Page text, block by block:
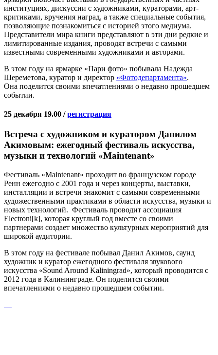
институциях, дискуссии с художниками, кураторами, арт-
критиками, вручения наград, а также специальные события,
позволяющие познакомиться с историей этого медиума.
Представители мира книги представляют в эти дни редкие и
лимитированные издания, проводят встречи с самыми
известными современными художниками и авторами.
В этом году на ярмарке «Пари фото» побывала Надежда
Шереметова, куратор и директор «Фотодепартамента».
Она поделится своими впечатлениями о недавно прошедшем
событии.
25 декабря 19.00 /регистрация
Встреча с художником и куратором Данилом
Акимовым: ежегодный фестиваль искусства,
музыки и технологий «Maintenant»
Фестиваль «Maintenant» проходит во французском городе
Ренн ежегодно с 2001 года и через концерты, выставки,
инсталляции и встречи знакомит с самыми современными
художественными практиками в области искусства, музыки и
новых технологий. Фестиваль проводит ассоциация
Electroni[k], которая круглый год вместе со своими
партнерами создает множество культурных мероприятий для
широкой аудитории.
В этом году на фестивале побывал Данил Акимов, саунд
художник и куратор ежегодного фестиваля звукового
искусства «Sound Around Kaliningrad», который проводится с
2012 года в Калининграде. Он поделится своими
впечатлениями о недавно прошедшем событии.